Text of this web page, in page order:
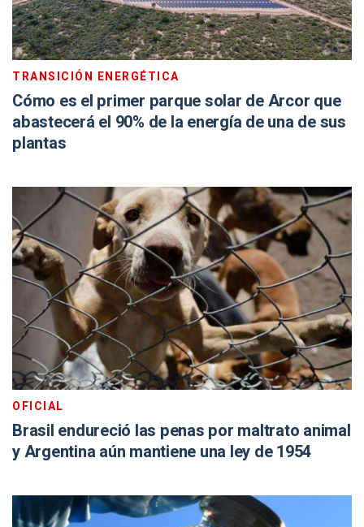
TRANSICIÓN ENERGÉTICA
Cómo es el primer parque solar de Arcor que
abastecerá el 90% de la energía de una de sus
plantas
OFICIAL
Brasil endureció las penas por maltrato animal
y Argentina aún mantiene una ley de 1954